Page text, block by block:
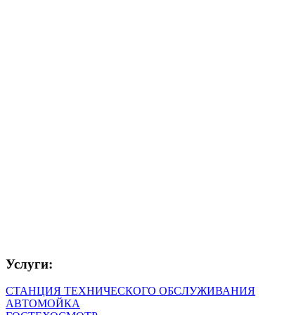
Услуги:
СТАНЦИЯ ТЕХНИЧЕСКОГО ОБСЛУЖИВАНИЯ
АВТОМОЙКА